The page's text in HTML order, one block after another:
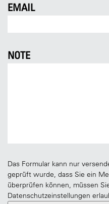
EMAIL
NOTE
Das Formular kann nur
geprüft wurde, dass Sie ein
überprüfen können, müssen
Datenschutzeinstellungen